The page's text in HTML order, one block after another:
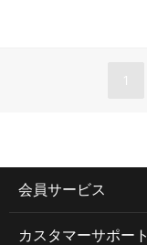
1
会員サービス
カスタマーサポー